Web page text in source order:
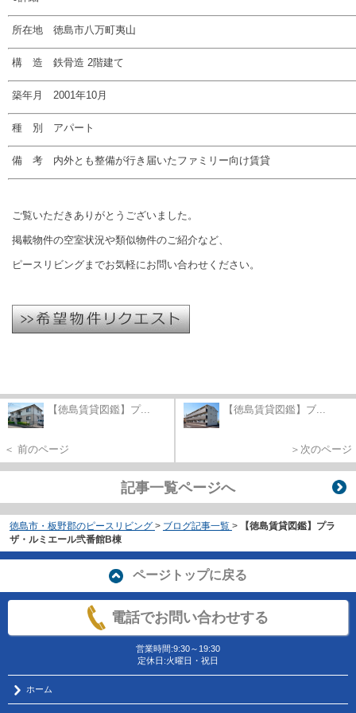
所在地 徳島市八万町夷山
構 造 鉄骨造 2階建て
築年月 2001年10月
種 別 アパート
備 考 内外とも整備が行き届いたファミリー向け賃貸
ご覧いただきありがとうございました。
掲載物件の空室状況や類似物件のご紹介など、
ピースリビングまでお気軽にお問い合わせください。
【徳島賃貸図鑑】プ...
＜ 前のページ
【徳島賃貸図鑑】ブ...
＞次のページ
記事一覧ページへ
徳島市・板野郡のピースリビング > ブログ記事一覧 >
【徳島賃貸図鑑】プラ
ザ・ルミエール弐番館B棟
ページトップに戻る
電話でお問い合わせする
営業時間:9:30～19:30
定休日:火曜日・祝日
ホーム